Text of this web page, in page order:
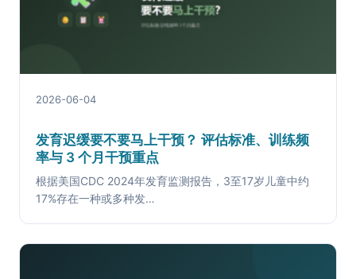
2026-06-04
发育迟缓要不要马上干预？ 评估标准、训练频
率与 3 个月干预重点
根据美国CDC 2024年发育监测报告，3至17岁儿童中约
17%存在一种或多种发…